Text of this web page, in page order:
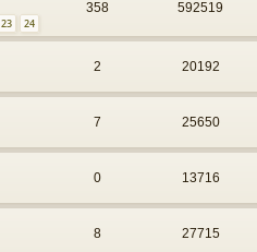
23 24
358 592519
2 20192
7 25650
0 13716
8 27715